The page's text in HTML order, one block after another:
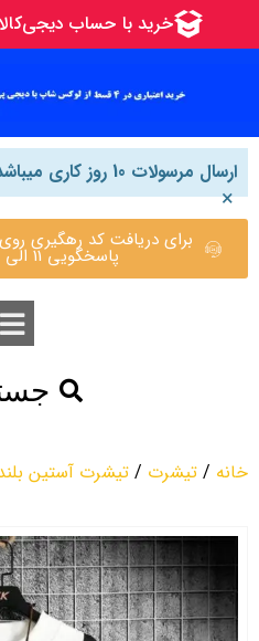
ارسال مرسولات 10 روز کاری میباشد
×
برای دریافت کد رهگیری
پاسخگویی 11 الی 19)09365755921
خانه / تیشرت / تیشرت آستین